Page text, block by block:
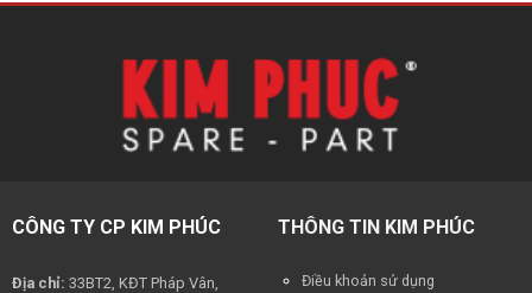
CÔNG TY CP KIM PHÚC
Địa chỉ: 33BT2, KĐT Pháp Vân,
THÔNG TIN KIM PHÚC
Điều khoản sử dụng